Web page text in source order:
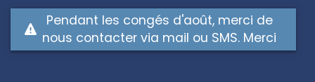
Pendant les congés d'août, merci de
nous contacter via mail ou SMS. Merci